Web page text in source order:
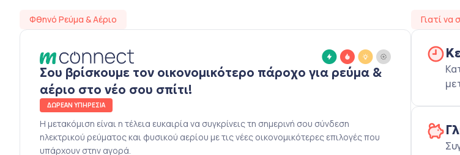
Φθηνό Ρεύμα & Αέριο
Σου βρίσκουμε τον οικονομικότερο πάροχο για ρεύμα &
αέριο στο νέο σου σπίτι!
ΔΩΡΕΑΝ ΥΠΗΡΕΣΙΑ
Η μετακόμιση είναι η τέλεια ευκαιρία να συγκρίνεις τη σημερινή σου σύνδεση
ηλεκτρικού ρεύματος και φυσικού αερίου με τις νέες οικονομικότερες επιλογές που
υπάρχουν στην αγορά.
Γιατί να